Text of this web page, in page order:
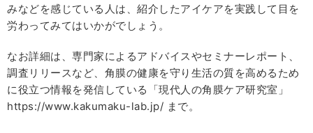
みなどを感じている人は、紹介したアイケアを実践して目を
労わってみてはいかがでしょう。
なお詳細は、専門家によるアドバイスやセミナーレポート、
調査リリースなど、角膜の健康を守り生活の質を高めるため
に役立つ情報を発信している「現代人の角膜ケア研究室」
https://www.kakumaku-lab.jp/ まで。